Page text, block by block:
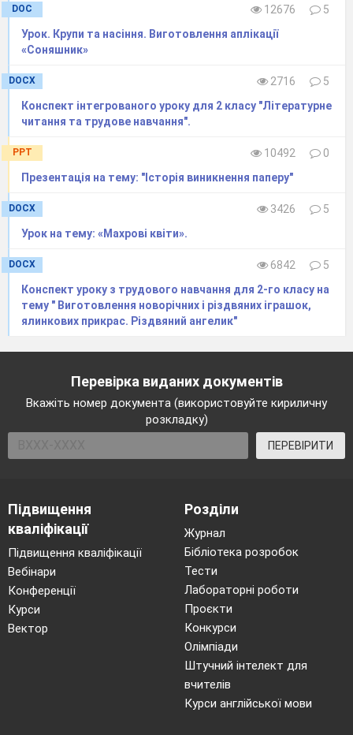
Жовтогруді щебетушки
Мають чорні капелюшки,
Сірі лапки, білі щічки,
Називаються… (синички)
Вірно людям я служу,
Їм дерева стережу.
Дзьоб міцний і гострий маю,
Шкідників ним добуваю.
Животик жовтенький ця пташка має.
За море у теплі краї не літає,
(Синичка)
(Загадки супроводжуються записом
Дехто відлітає у теплі та багаті кормом
краї, а ті, які залишилися зимувати
потребують найбільшої допомоги, а
саме нашої з вами допомоги.
Справжнім подарунком для пернатих є
використовувати порожні пластикові
пляшки, картонні коробки чи робити з
дерева. Головне пам’ятати, щоб
пташкам було зручно. (Демонстрація
DOC 12676
5
Урок. Крупи та насіння. Виготовлення аплікації
«Соняшник»
DOCX 2716
5
Конспект інтегрованого уроку для 2 класу "Літературне
читання та трудове навчання".
PPT 10492
0
Презентація на тему: "Історія виникнення паперу"
DOCX 3426
5
Урок на тему: «Махрові квіти».
DOCX 6842
5
Конспект уроку з трудового навчання для 2-го класу на
тему " Виготовлення новорічних і різдвяних іграшок,
ялинкових прикрас. Різдвяний ангелик"
Перевірка виданих документів
Вкажіть номер документа (використовуйте кириличну
розкладку)
ПЕРЕВІРИТИ
Підвищення
кваліфікації
Підвищення кваліфікації
Вебінари
Конференції
Курси
Вектор
Розділи
Журнал
Бібліотека розробок
Тести
Лабораторні роботи
Проєкти
Конкурси
Олімпіади
Штучний інтелект для
вчителів
Курси англійської мови